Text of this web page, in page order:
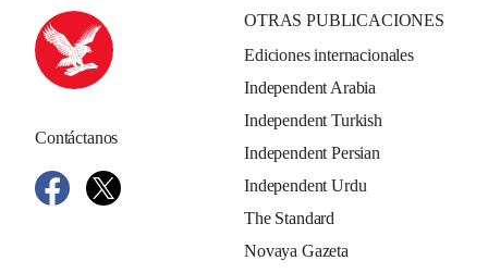
Contáctanos
OTRAS PUBLICACIONES
Ediciones internacionales
Independent Arabia
Independent Turkish
Independent Persian
Independent Urdu
The Standard
Novaya Gazeta